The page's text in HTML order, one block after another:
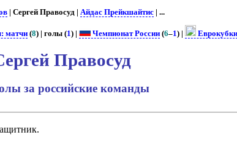
| Сергей Правосуд |Айдас Прейкшайтис | ...
матчи (8) | голы (1) | Чемпионат России (6–1) | Еврокубки
Правосуд
за российские команды